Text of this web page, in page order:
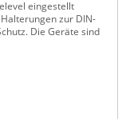
eingestellt
zur DIN-
Die Geräte sind